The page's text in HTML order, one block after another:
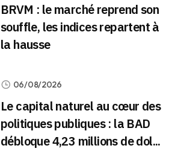
BRVM : le marché reprend son
souffle, les indices repartent à
la hausse
06/08/2026
Le capital naturel au cœur des
politiques publiques : la BAD
débloque 4,23 millions de dol...